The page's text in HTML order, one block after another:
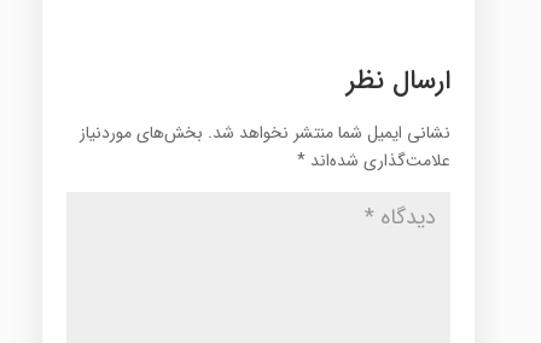
ارسال نظر
نشانی ایمیل شما منتشر نخواهد شد. بخش‌های موردنیاز
علامت‌گذاری شده‌اند *